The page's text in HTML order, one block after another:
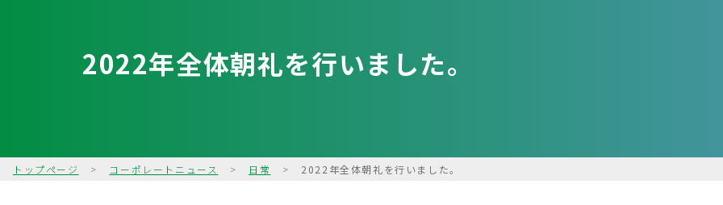
2022年全体朝礼を行いました。
トップページ > コーポレートニュース > 日常 > 2022年全体朝礼を行いました。